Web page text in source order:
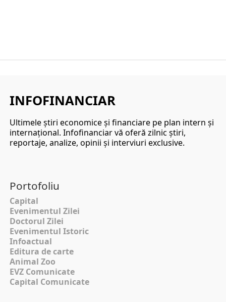
INFOFINANCIAR
Ultimele ştiri economice şi financiare pe plan intern şi
internaţional. Infofinanciar vă oferă zilnic ştiri,
reportaje, analize, opinii şi interviuri exclusive.
Portofoliu
Capital
Evenimentul Zilei
Doctorul Zilei
Evenimentul Istoric
Infoactual
Editura de carte
Animal Zoo
EVZ Comunicate
Capital Comunicate